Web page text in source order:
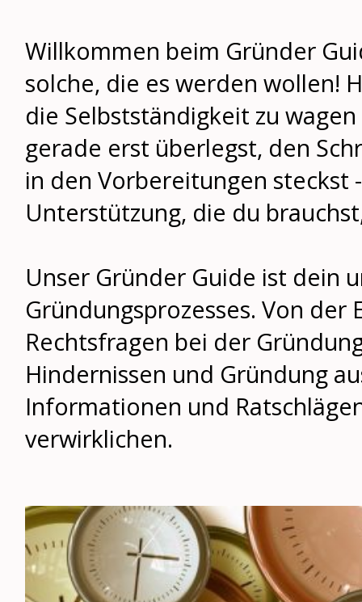
Willkommen beim Gründer
solche, die es werden wollen!
die Selbstständigkeit zu
gerade erst überlegst, den
in den Vorbereitungen
Unterstützung, die du
Unser Gründer Guide ist dein
Gründungsprozesses. Von
Rechtsfragen bei der
Hindernissen und Gründung
Informationen und
verwirklichen.